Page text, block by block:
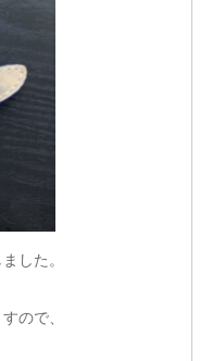
した。
ので、